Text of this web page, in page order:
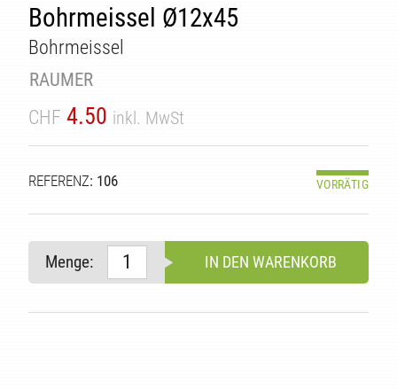
Bohrmeissel Ø12x45
Bohrmeissel
RAUMER
CHF 4.50 inkl. MwSt
REFERENZ: 106 VORRÄTIG
Menge: IN DEN WARENKORB